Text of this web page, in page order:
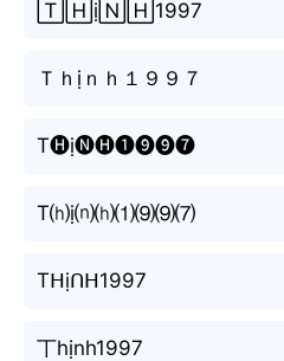
🅃🄷ị🄽🄷1997
Ｔｈịｎｈ１９９７
T🅗ị🅝🅗❶❾❾❼
T⒣ị⒩⒣⑴⑼⑼⑺
Tᕼịᑎᕼ1997
丅hịnh1997